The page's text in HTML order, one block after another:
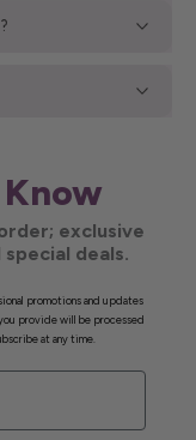
exclusive
deals.
promotions and updates
provide will be processed
at any time.